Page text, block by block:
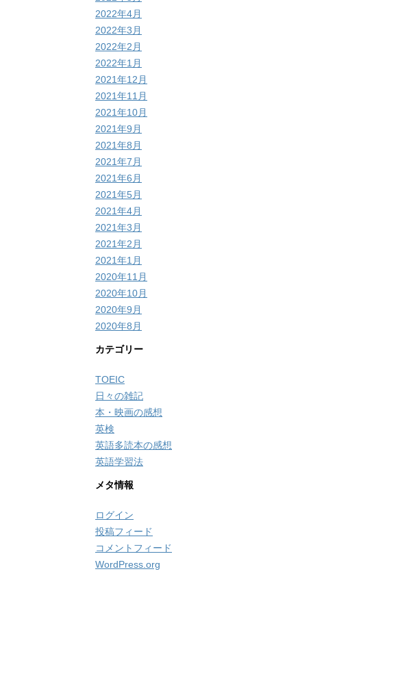
2022年4月
2022年3月
2022年2月
2022年1月
2021年12月
2021年11月
2021年10月
2021年9月
2021年8月
2021年7月
2021年6月
2021年5月
2021年4月
2021年3月
2021年2月
2021年1月
2020年11月
2020年10月
2020年9月
2020年8月
カテゴリー
TOEIC
日々の雑記
本・映画の感想
英検
英語多読本の感想
英語学習法
メタ情報
ログイン
投稿フィード
コメントフィード
WordPress.org